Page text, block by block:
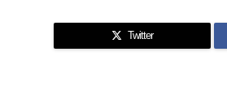
Twitter